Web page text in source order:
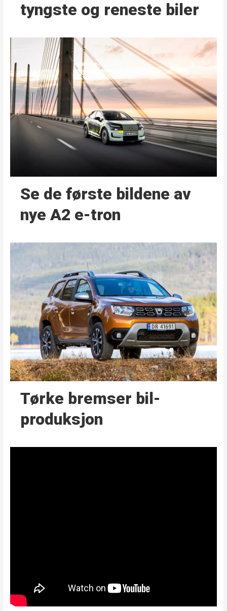
tyngste og reneste biler
Se de første bildene av
nye A2 e-tron
Tørke bremser bil­
produksjon